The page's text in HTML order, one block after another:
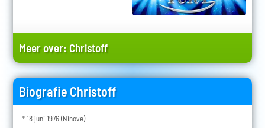
Meer over: Christoff
Biografie Christoff
* 18 juni 1976 (Ninove)